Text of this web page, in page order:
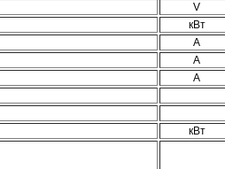
V
кВт
А
А
А
кВт